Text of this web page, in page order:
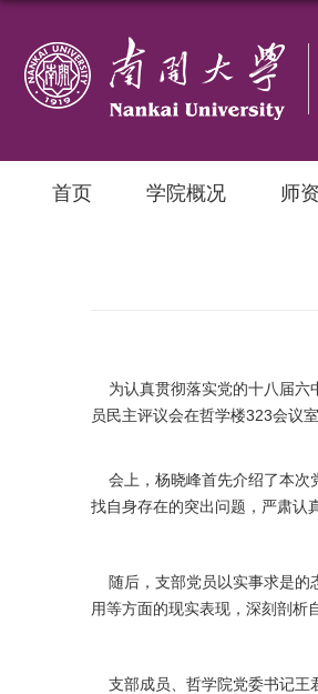
首页 学院概况 师
为认真贯彻落实党的十八届六
员民主评议会在哲学楼323会议
会上，杨晓峰首先介绍了本次
找自身存在的突出问题，严肃认
随后，支部党员以实事求是的
用等方面的现实表现，深刻剖析
支部成员、哲学院党委书记王